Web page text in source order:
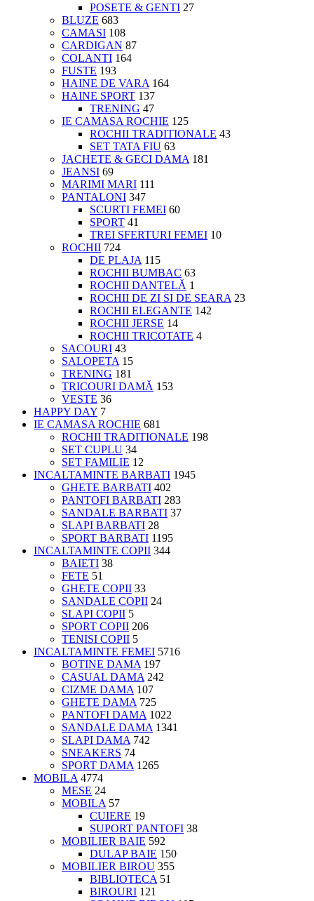
POSETE & GENTI 27
BLUZE 683
CAMASI 108
CARDIGAN 87
COLANTI 164
FUSTE 193
HAINE DE VARA 164
HAINE SPORT 137
TRENING 47
IE CAMASA ROCHIE 125
ROCHII TRADITIONALE 43
SET TATA FIU 63
JACHETE & GECI DAMA 181
JEANSI 69
MARIMI MARI 111
PANTALONI 347
SCURTI FEMEI 60
SPORT 41
TREI SFERTURI FEMEI 10
ROCHII 724
DE PLAJA 115
ROCHII BUMBAC 63
ROCHII DANTELĂ 1
ROCHII DE ZI SI DE SEARA 23
ROCHII ELEGANTE 142
ROCHII JERSE 14
ROCHII TRICOTATE 4
SACOURI 43
SALOPETA 15
TRENING 181
TRICOURI DAMĂ 153
VESTE 36
HAPPY DAY 7
IE CAMASA ROCHIE 681
ROCHII TRADITIONALE 198
SET CUPLU 34
SET FAMILIE 12
INCALTAMINTE BARBATI 1945
GHETE BARBATI 402
PANTOFI BARBATI 283
SANDALE BARBATI 37
SLAPI BARBATI 28
SPORT BARBATI 1195
INCALTAMINTE COPII 344
BAIETI 38
FETE 51
GHETE COPII 33
SANDALE COPII 24
SLAPI COPII 5
SPORT COPII 206
TENISI COPII 5
INCALTAMINTE FEMEI 5716
BOTINE DAMA 197
CASUAL DAMA 242
CIZME DAMA 107
GHETE DAMA 725
PANTOFI DAMA 1022
SANDALE DAMA 1341
SLAPI DAMA 742
SNEAKERS 74
SPORT DAMA 1265
MOBILA 4774
MESE 24
MOBILA 57
CUIERE 19
SUPORT PANTOFI 38
MOBILIER BAIE 592
DULAP BAIE 150
MOBILIER BIROU 355
BIBLIOTECA 51
BIROURI 121